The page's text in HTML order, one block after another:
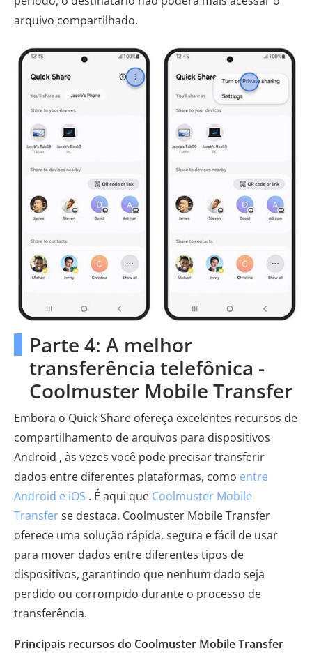
arquivo compartilhado.
Parte 4: A melhor
transferência telefônica -
Coolmuster Mobile Transfer
Embora o Quick Share ofereça excelentes recursos de
compartilhamento de arquivos para dispositivos
Android , às vezes você pode precisar transferir
dados entre diferentes plataformas, como entre
Android e iOS . É aqui que Coolmuster Mobile
Transferse destaca. Coolmuster Mobile Transfer
oferece uma solução rápida, segura e fácil de usar
para mover dados entre diferentes tipos de
dispositivos, garantindo que nenhum dado seja
perdido ou corrompido durante o processo de
transferência.
Principais recursos do Coolmuster Mobile Transfer